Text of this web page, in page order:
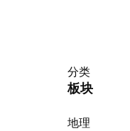
分类
板块
地理